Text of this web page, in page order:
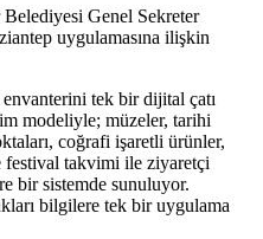
Genel Sekreter
uygulamasına ilişkin
tek bir dijital çatı
modeliyle; müzeler, tarihi
coğrafi işaretli ürünler,
festival takvimi ile ziyaretçi
bir sistemde sunuluyor.
bilgilere tek bir uygulama